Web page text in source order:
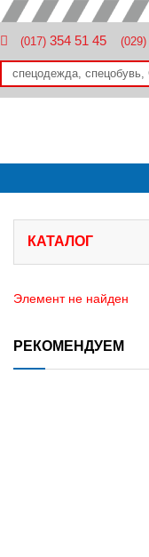
(017) 354 51 45 (029)
КАТАЛОГ
Элемент не найден
РЕКОМЕНДУЕМ